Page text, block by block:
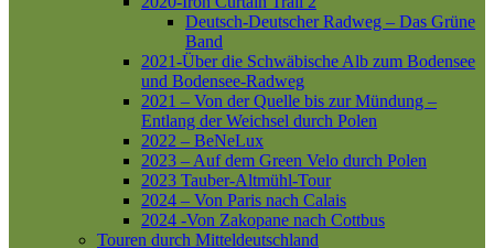
Deutsch-Deutscher Radweg – Das Grüne
Band
2021-Über die Schwäbische Alb zum Bodensee
und Bodensee-Radweg
2021 – Von der Quelle bis zur Mündung –
Entlang der Weichsel durch Polen
2022 – BeNeLux
2023 – Auf dem Green Velo durch Polen
2023 Tauber-Altmühl-Tour
2024 – Von Paris nach Calais
2024 -Von Zakopane nach Cottbus
Touren durch Mitteldeutschland